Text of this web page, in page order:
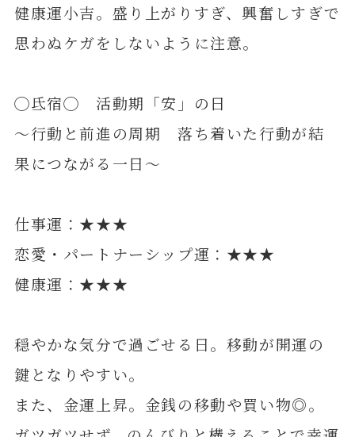
健康運小吉。盛り上がりすぎ、興奮しすぎで
思わぬケガをしないように注意。
◯氐宿◯ 活動期「安」の日
～行動と前進の周期 落ち着いた行動が結
果につながる一日～
仕事運：★★★
恋愛・パートナーシップ運：★★★
健康運：★★★
穏やかな気分で過ごせる日。移動が開運の
鍵となりやすい。
また、金運上昇。金銭の移動や買い物◎。